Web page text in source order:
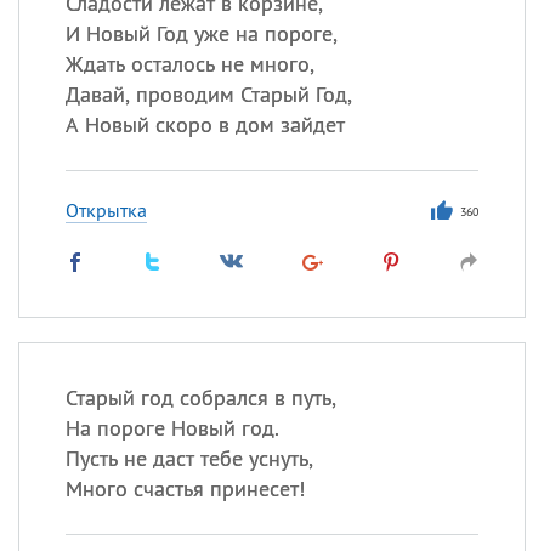
И Новый Год уже на пороге,
Ждать осталось не много,
Давай, проводим Старый Год,
А Новый скоро в дом зайдет
Открытка 360
Старый год собрался в путь,
На пороге Новый год.
Пусть не даст тебе уснуть,
Много счастья принесет!